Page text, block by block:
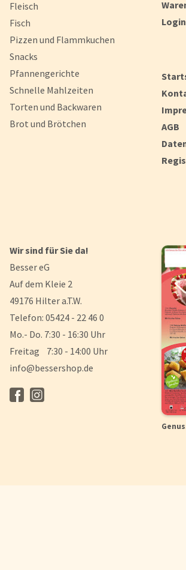
Fleisch
Fisch
Pizzen und Flammkuchen
Snacks
Pfannengerichte
Schnelle Mahlzeiten
Torten und Backwaren
Brot und Brötchen
Login
AGB
Wir sind für Sie da!
Besser eG
Auf dem Kleie 2
49176 Hilter a.T.W.
Telefon: 05424 - 22 46 0
Mo.- Do. 7:30 - 16:30 Uhr
Freitag 7:30 - 14:00 Uhr
info@bessershop.de